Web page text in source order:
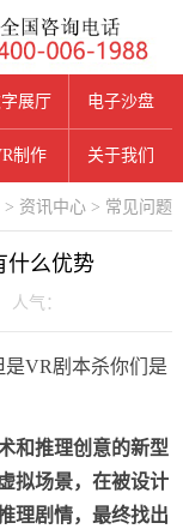
展厅 电子沙盘
制作 关于我们
> 资讯中心 > 常见问题
什么优势
人气：
VR剧本杀你们是
和推理创意的新型
拟场景，在被设计
理剧情，最终找出